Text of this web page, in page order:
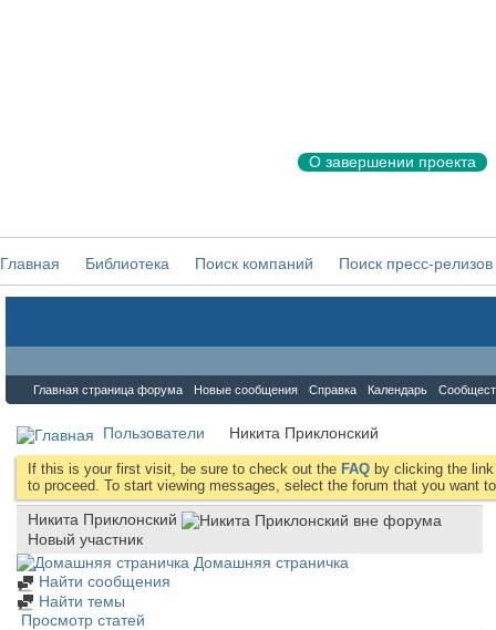
О завершении проекта
Главная Библиотека Поиск компаний Поиск пресс-релизов
Главная страница форума Новые сообщения Справка Календарь
Пользователи Никита Приклонский
If this is your first visit, be sure to check out the FAQ by clicking the
to proceed. To start viewing messages, select the forum that you want
Никита Приклонский
Новый участник
Домашняя страничка
Найти сообщения
Найти темы
Просмотр статей